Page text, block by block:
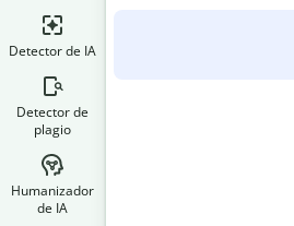
Detector de IA
Detector de
plagio
Humanizador
de IA